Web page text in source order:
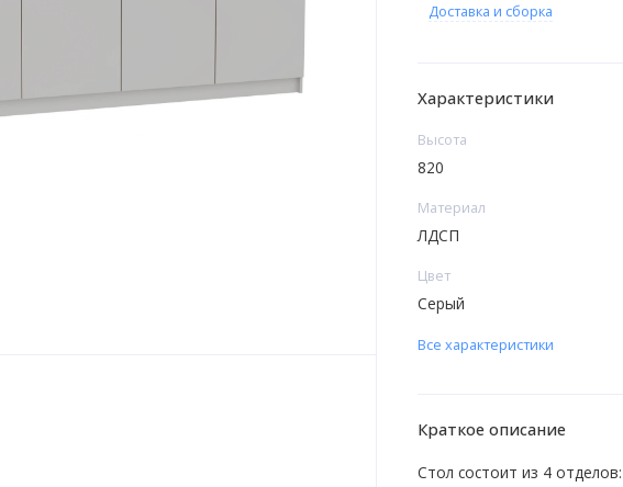
Доставка и сборка
Характеристики
Высота
820
Материал
ЛДСП
Цвет
Серый
Все характеристики
Краткое описание
Стол состоит из 4 отделов: